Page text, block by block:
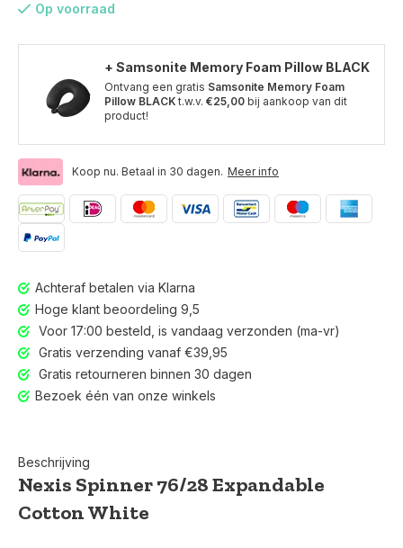
Op voorraad
+ Samsonite Memory Foam Pillow BLACK
Ontvang een gratis Samsonite Memory Foam
Pillow BLACK t.w.v. €25,00 bij aankoop van dit
product!
Koop nu. Betaal in 30 dagen. Meer info
Achteraf betalen via Klarna
Hoge klant beoordeling 9,5
Voor 17:00 besteld, is vandaag verzonden (ma-vr)
Gratis verzending vanaf €39,95
Gratis retourneren binnen 30 dagen
Bezoek één van onze winkels
Beschrijving
Nexis Spinner 76/28 Expandable
Cotton White